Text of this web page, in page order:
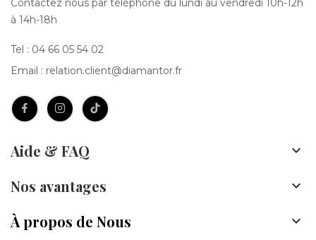
Contactez nous par téléphone du lundi au vendredi 10h-12h
à 14h-18h
Tel : 04 66 05 54 02
Email : relation.client@diamantor.fr
Aide & FAQ 
Nos avantages 
À propos de Nous 